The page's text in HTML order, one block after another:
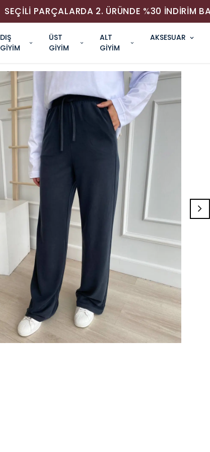
SEÇİLİ PARÇALARDA 2. ÜRÜNDE %30 İNDİRİM
DIŞ
GİYİM
ÜST
GİYİM
ALT
GİYİM
AKSESUAR